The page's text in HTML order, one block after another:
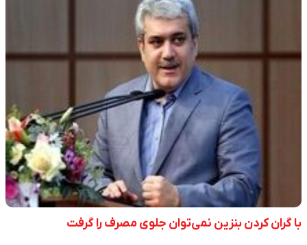
با گران کردن بنزین نمی‌‎توان جلوی مصرف را گرفت